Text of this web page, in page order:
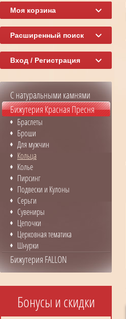
Моя корзина
Расширенный поиск
Вход / Регистрация
С натуральными камнями
Бижутерия Красная Пресня
Браслеты
Броши
Для мужчин
Кольца
Колье
Пирсинг
Подвески и Кулоны
Серьги
Сувениры
Цепочки
Церковная тематика
Шнурки
Бижутерия FALLON
Бонусы и скидки